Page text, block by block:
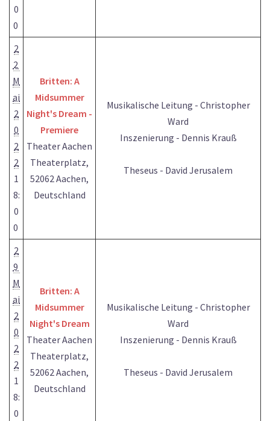
0
0
2
2
M
ai
2
0
2
2
1
8:
0
0
Britten: A
Midsummer
Night's Dream -
Premiere
Theater Aachen
Theaterplatz,
52062 Aachen,
Deutschland
Musikalische Leitung - Christopher
Ward
Inszenierung - Dennis Krauß
Theseus - David Jerusalem
2
9
M
ai
2
0
2
2
1
8:
0
Britten: A
Midsummer
Night's Dream
Theater Aachen
Theaterplatz,
52062 Aachen,
Deutschland
Musikalische Leitung - Christopher
Ward
Inszenierung - Dennis Krauß
Theseus - David Jerusalem